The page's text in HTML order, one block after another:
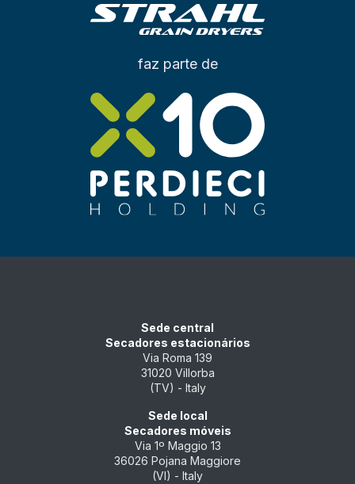
faz parte de
Sede central
Secadores estacionários
Via Roma 139
31020 Villorba
(TV) - Italy
Sede local
Secadores móveis
Via 1º Maggio 13
36026 Pojana Maggiore
(VI) - Italy